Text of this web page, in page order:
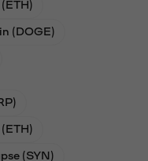
(DOGE)
(SYN)